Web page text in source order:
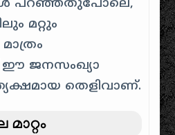
പറഞ്ഞതുപോലെ,
മറ്റും
ജനസംഖ്യാ
തെളിവാണ്.
മാറ്റം